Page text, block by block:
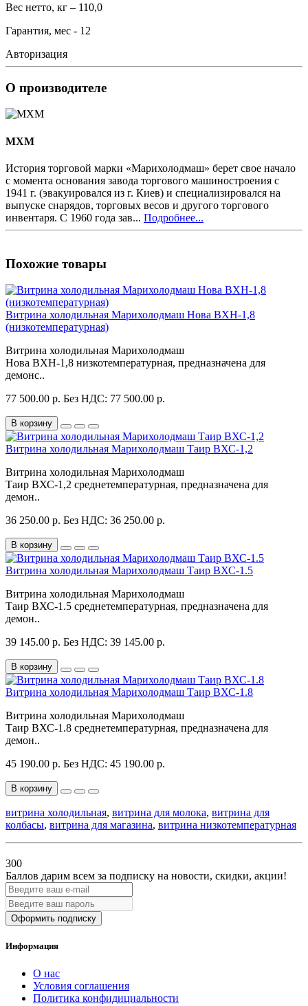
Вес нетто, кг – 110,0
Гарантия, мес - 12
Авторизация
О производителе
MXM
История торговой марки «Марихолодмаш» берет свое начало
с момента основания завода торгового машиностроения с
1941 г. (эвакуировался из г. Киев) и специализировался на
выпуске снарядов, торговых весов и другого торгового
инвентаря. С 1960 года зав... Подробнее...
Похожие товары
Витрина холодильная Марихолодмаш Нова ВХН-1,8
(низкотемпературная)
Витрина холодильная Марихолодмаш
Нова ВХН-1,8 низкотемпературная, предназначена для
демонс..
77 500.00 р. Без НДС: 77 500.00 р.
В корзину
Витрина холодильная Марихолодмаш Таир ВХС-1,2
Витрина холодильная Марихолодмаш
Таир ВХС-1,2 среднетемпературная, предназначена для
демон..
36 250.00 р. Без НДС: 36 250.00 р.
В корзину
Витрина холодильная Марихолодмаш Таир ВХС-1.5
Витрина холодильная Марихолодмаш
Таир ВХС-1.5 среднетемпературная, предназначена для
демон..
39 145.00 р. Без НДС: 39 145.00 р.
В корзину
Витрина холодильная Марихолодмаш Таир ВХС-1.8
Витрина холодильная Марихолодмаш
Таир ВХС-1.8 среднетемпературная, предназначена для
демон..
45 190.00 р. Без НДС: 45 190.00 р.
В корзину
витрина холодильная, витрина для молока, витрина для
колбасы, витрина для магазина, витрина низкотемпературная
300
Баллов дарим всем за подписку на новости, скидки, акции!
Оформить подписку
Информация
О нас
Условия соглашения
Политика конфидициальности